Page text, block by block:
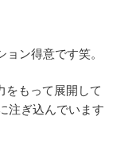
ン得意です笑。
をもって展開して
注ぎ込んでいます